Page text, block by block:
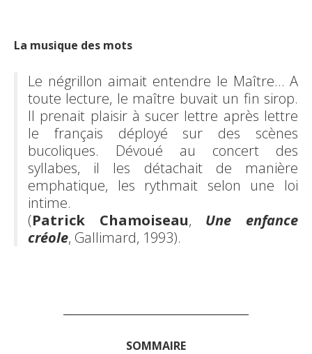
La musique des mots
Le négrillon aimait entendre le Maître… A
toute lecture, le maître buvait un fin sirop.
Il prenait plaisir à sucer lettre après lettre
le français déployé sur des scènes
bucoliques. Dévoué au concert des
syllabes, il les détachait de manière
emphatique, les rythmait selon une loi
intime.
(Patrick Chamoiseau, Une enfance
créole, Gallimard, 1993).
SOMMAIRE